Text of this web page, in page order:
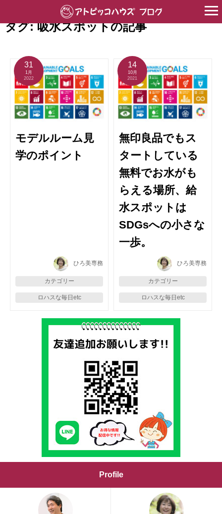
吸水スポット
タグ:吸水スポットの記事
31
1月
2022
モデルルーム見
学のポイント
ひろ美専務
カテゴリー
ロハスな毎日etc
14
10月
2021
無印良品でもス
タートしている
無料でお水がも
らえる場所、給
水スポットは
SDGsへの小さな
一歩。
ひろ美専務
カテゴリー
ロハスな毎日etc
Profile